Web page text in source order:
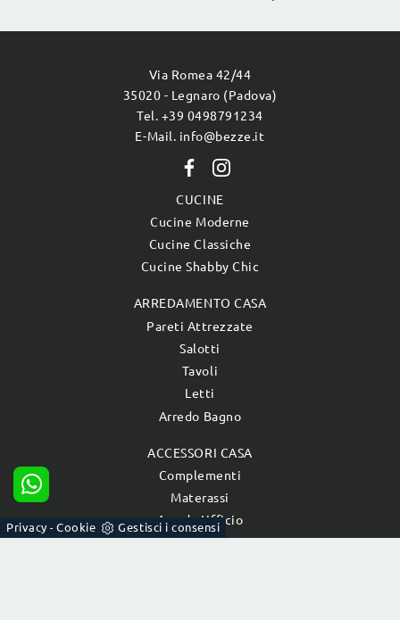
Via Romea 42/44
35020 - Legnaro (Padova)
Tel. +39 0498791234
E-Mail. info@bezze.it
CUCINE
Cucine Moderne
Cucine Classiche
Cucine Shabby Chic
ARREDAMENTO CASA
Pareti Attrezzate
Salotti
Tavoli
Letti
Arredo Bagno
ACCESSORI CASA
Complementi
Materassi
Arredo Ufficio
Privacy-Cookie Gestisci i consensi